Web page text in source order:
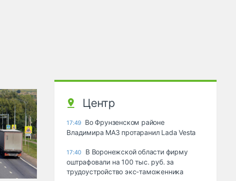
Центр
17:49 Во Фрунзенском районе
Владимира МАЗ протаранил Lada Vesta
17:40
В Воронежской области фирму
оштрафовали на 100 тыс. руб. за
трудоустройство экс-таможенника